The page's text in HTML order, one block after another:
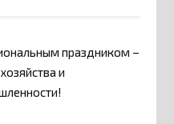
праздником –
и